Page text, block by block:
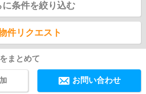
に条件を絞り込む
件リクエスト
まとめて
お問い合わせ